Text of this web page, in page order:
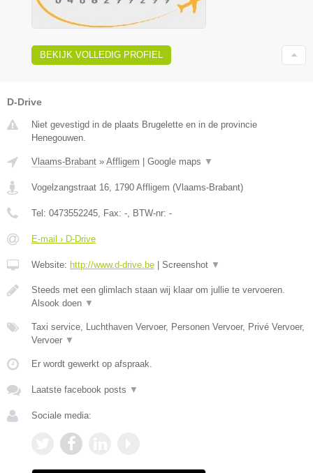
BEKIJK VOLLEDIG PROFIEL
D-Drive
Niet gevestigd in de plaats Brugelette en in de provincie
Henegouwen.
Vlaams-Brabant » Affligem Google maps ▼
Vogelzangstraat 16, 1790 Affligem (Vlaams-Brabant)
Tel: 0473552245, Fax: -, BTW-nr: -
E-mail › D-Drive
Website: http://www.d-drive.be Screenshot ▼
Steeds met een glimlach staan wij klaar om jullie te vervoeren.
Alsook doen ▼
Taxi service, Luchthaven Vervoer, Personen Vervoer, Privé Vervoer,
Vervoer ▼
Er wordt gewerkt op afspraak.
Laatste facebook posts ▼
Sociale media: